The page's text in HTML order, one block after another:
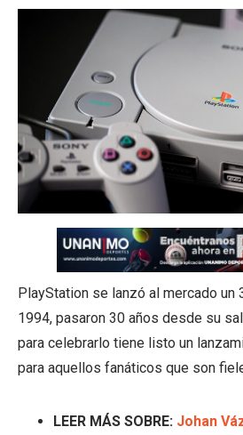
PlayStation se lanzó al mercado un
1994, pasaron 30 años desde su
para celebrarlo tiene listo un
para aquellos fanáticos que son
LEER MÁS SOBRE: Johan